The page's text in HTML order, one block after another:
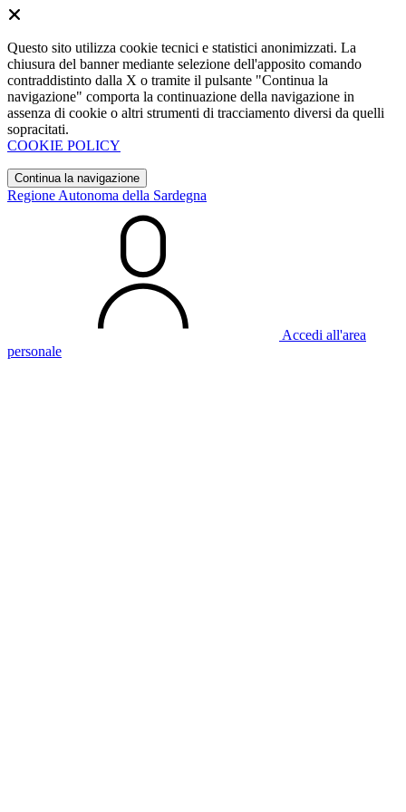
Questo sito utilizza cookie tecnici e statistici anonimizzati. La
chiusura del banner mediante selezione dell'apposito comando
contraddistinto dalla X o tramite il pulsante "Continua la
navigazione" comporta la continuazione della navigazione in
assenza di cookie o altri strumenti di tracciamento diversi da quelli
sopracitati.
COOKIE POLICY
Continua la navigazione
Regione Autonoma della Sardegna
Accedi all'area
personale